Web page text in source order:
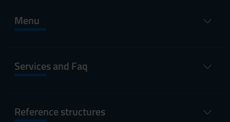
Menu
Services and Faq
Reference structures